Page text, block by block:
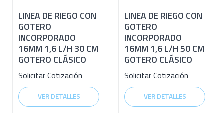
LINEA DE RIEGO CON
GOTERO
INCORPORADO
16MM 1,6 L/H 30 CM
GOTERO CLÁSICO
Solicitar Cotización
VER DETALLES
LINEA DE RIEGO CON
GOTERO
INCORPORADO
16MM 1,6 L/H 50 CM
GOTERO CLÁSICO
Solicitar Cotización
VER DETALLES